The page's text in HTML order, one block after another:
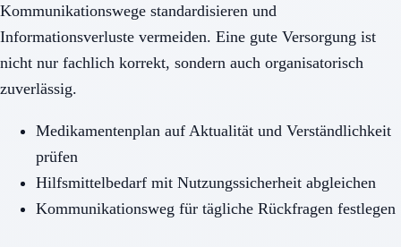
Kommunikationswege standardisieren und
Informationsverluste vermeiden. Eine gute Versorgung ist
nicht nur fachlich korrekt, sondern auch organisatorisch
zuverlässig.
Medikamentenplan auf Aktualität und Verständlichkeit
prüfen
Hilfsmittelbedarf mit Nutzungssicherheit abgleichen
Kommunikationsweg für tägliche Rückfragen festlegen